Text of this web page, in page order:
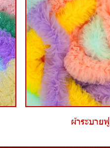
ผ้าระบายฟู